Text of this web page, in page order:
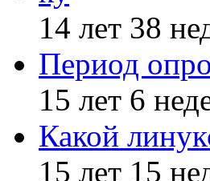
14 лет 38
Период
15 лет 6
Какой
15 лет 15